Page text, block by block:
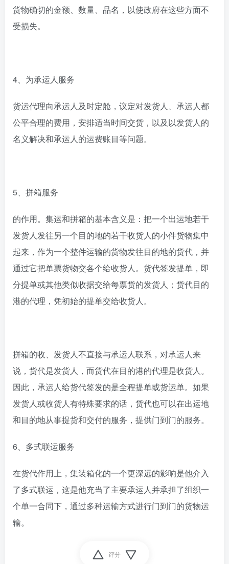
货物确切的金额、数量、品名，以使政府在这些方面不
受损失。
4、为承运人服务
货运代理向承运人及时定舱，议定对发货人、承运人都
公平合理的费用，安排适当时间交货，以及以发货人的
名义解决和承运人的运费账目等问题。
5、拼箱服务
的作用。集运和拼箱的基本含义是：把一个出运地若干
发货人发往另一个目的地的若干收货人的小件货物集中
起来，作为一个整件运输的货物发往目的地的货代，并
通过它把单票货物交各个给收货人。货代签发提单，即
分提单或其他类似收据交给每票货的发货人；货代目的
港的代理，凭初始的提单交给收货人。
拼箱的收、发货人不直接与承运人联系，对承运人来
说，货代是发货人，而货代在目的港的代理是收货人。
因此，承运人给货代签发的是全程提单或货运单。如果
发货人或收货人有特殊要求的话，货代也可以在出运地
和目的地从事提货和交付的服务，提供门到门的服务。
6、多式联运服务
在货代作用上，集装箱化的一个更深远的影响是他介入
了多式联运，这是他充当了主要承运人并承担了组织一
个单一合同下，通过多种运输方式进行门到门的货物运
输。
评分